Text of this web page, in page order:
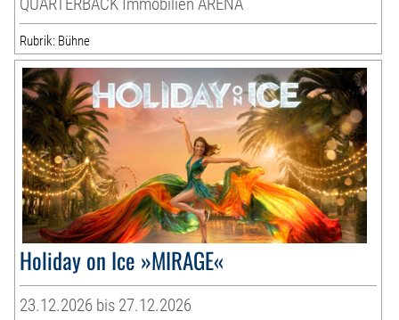
QUARTERBACK Immobilien ARENA
Rubrik: Bühne
Holiday on Ice »MIRAGE«
23.12.2026 bis 27.12.2026